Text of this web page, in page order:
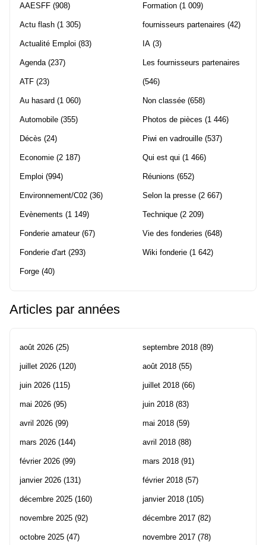
AAESFF (908)
Actu flash (1 305)
Actualité Emploi (83)
Agenda (237)
ATF (23)
Au hasard (1 060)
Automobile (355)
Décès (24)
Economie (2 187)
Emploi (994)
Environnement/C02 (36)
Evènements (1 149)
Fonderie amateur(67)
Fonderie d'art (293)
Forge (40)
Formation (1 009)
fournisseurs partenaires (42)
IA (3)
Les fournisseurs partenaires
(546)
Non classée (658)
Photos de pièces (1 446)
Piwi en vadrouille (537)
Qui est qui (1 466)
Réunions (652)
Selon la presse (2 667)
Technique (2 209)
Vie des fonderies (648)
Wiki fonderie (1 642)
Articles par années
août 2026 (25)
juillet 2026 (120)
juin 2026 (115)
mai 2026 (95)
avril 2026 (99)
mars 2026 (144)
février 2026 (99)
janvier 2026 (131)
décembre 2025 (160)
novembre 2025 (92)
octobre 2025 (47)
septembre 2018 (89)
août 2018 (55)
juillet 2018 (66)
juin 2018 (83)
mai 2018 (59)
avril 2018 (88)
mars 2018 (91)
février 2018 (57)
janvier 2018 (105)
décembre 2017 (82)
novembre 2017 (78)